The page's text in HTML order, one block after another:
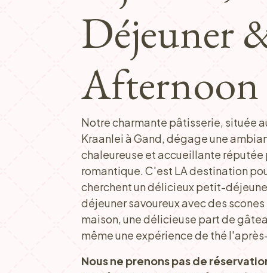
Déjeuner
Afternoon
Notre charmante pâtisserie, située
Kraanlei à Gand, dégage une
chaleureuse et accueillante réputée
romantique. C'est LA destination
cherchent un délicieux petit-
déjeuner savoureux avec des
maison, une délicieuse part de
même une expérience de thé
Nous ne prenons pas de